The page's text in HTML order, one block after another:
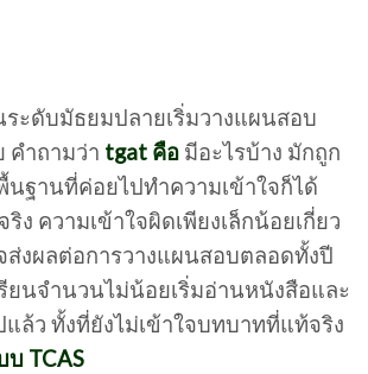
ระดับมัธยมปลายเริ่มวางแผนสอบ
คำถามว่า tgat คือ มีอะไรบ้าง มักถูก
นฐานที่ค่อยไปทำความเข้าใจก็ได้
ง ความเข้าใจผิดเพียงเล็กน้อยเกี่ยว
งผลต่อการวางแผนสอบตลอดทั้งปี
ยนจำนวนไม่น้อยเริ่มอ่านหนังสือและ
ล้ว ทั้งที่ยังไม่เข้าใจบทบาทที่แท้จริง
บ TCAS